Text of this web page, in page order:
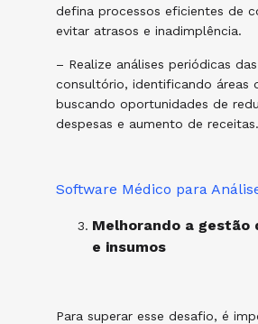
defina processos eficientes de
evitar atrasos e inadimplência.
– Realize análises periódicas
consultório, identificando áreas
buscando oportunidades de
despesas e aumento de receitas.
Software Médico para
Melhorando a gestão
e insumos
Para superar esse desafio, é